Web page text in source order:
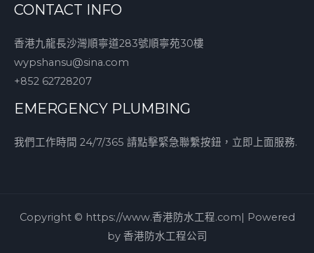
CONTACT INFO
香港九龍長沙灣順寧道283號順寧苑30樓
wypshansu@sina.com
+852 62728207
EMERGENCY PLUMBING
我們工作時間 24/7/365 請點擊緊急聯繫按鈕，立即上面服務.
Copyright © https://www.香港防水工程.com| Powered
by 香港防水工程公司